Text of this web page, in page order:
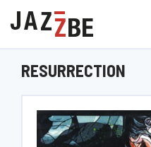
RESURRECTION